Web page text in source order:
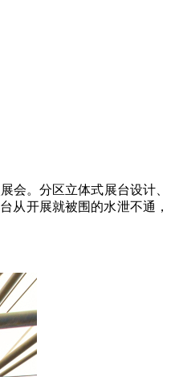
会。分区立体式展台设计、
从开展就被围的水泄不通，